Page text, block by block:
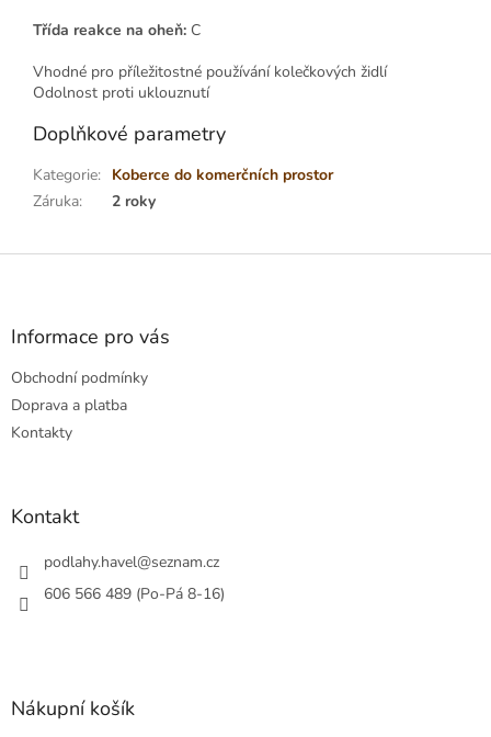
Třída reakce na oheň: C
Vhodné pro příležitostné používání kolečkových židlí
Odolnost proti uklouznutí
Doplňkové parametry
Kategorie: Koberce do komerčních prostor
Záruka: 2 roky
Z
Informace pro vás
Obchodní podmínky
Doprava a platba
Kontakty
Kontakt
podlahy.havel@seznam.cz
606 566 489 (Po-Pá 8-16)
Nákupní košík